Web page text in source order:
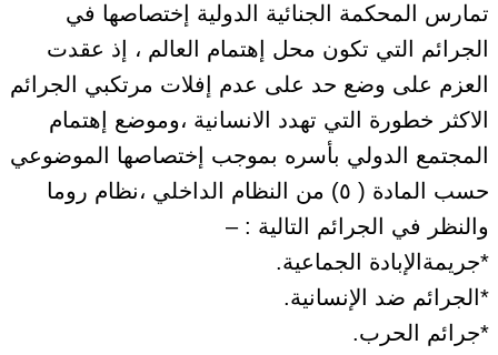
تمارس المحكمة الجنائية الدولية إختصاصها في
الجرائم التي تكون محل إهتمام العالم ، إذ عقدت
العزم على وضع حد على عدم إفلات مرتكبي الجرائم
الاكثر خطورة التي تهدد الانسانية ،وموضع إهتمام
المجتمع الدولي بأسره بموجب إختصاصها الموضوعي
حسب المادة ( ٥) من النظام الداخلي ،نظام روما
والنظر في الجرائم التالية : –
*جريمةالإبادة الجماعية.
*الجرائم ضد الإنسانية.
*جرائم الحرب.